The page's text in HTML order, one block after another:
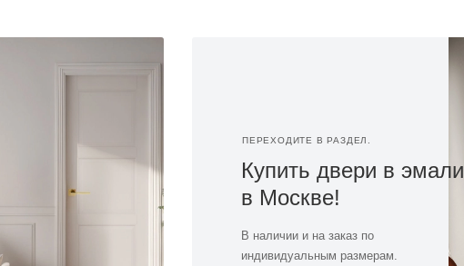
ПЕРЕХОДИТЕ В РАЗДЕЛ.
Купить двери в эмали
в Москве!
В наличии и на заказ по
индивидуальным размерам.